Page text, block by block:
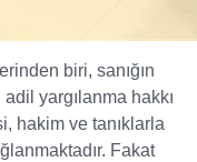
biri, sanığın
yargılanma hakkı
hakim ve tanıklarla
Fakat